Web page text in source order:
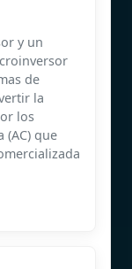
y un
de
la
los
(AC) que